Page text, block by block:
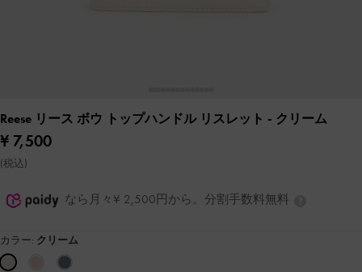
Reese リース ボウ トップハンドル リスレット - クリーム
¥ 7,500
(税込)
なら月々¥ 2,500円から。分割手数料無料
カラー: クリーム